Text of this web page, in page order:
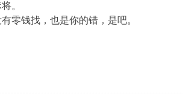
。
零钱找，也是你的错，是吧。